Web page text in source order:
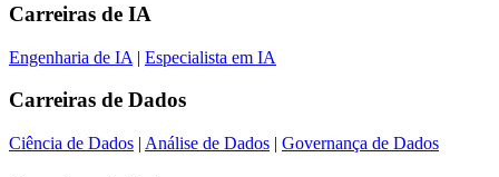
Carreiras de IA
Engenharia de IA | Especialista em IA
Carreiras de Dados
Ciência de Dados | Análise de Dados | Governança de Dados